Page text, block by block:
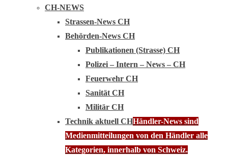
CH-NEWS
Strassen-News CH
Behörden-News CH
Publikationen (Strasse) CH
Polizei – Intern – News – CH
Feuerwehr CH
Sanität CH
Militär CH
Technik aktuell CHHändler-News sind
Medienmitteilungen von den Händler alle
Kategorien, innerhalb von Schweiz.